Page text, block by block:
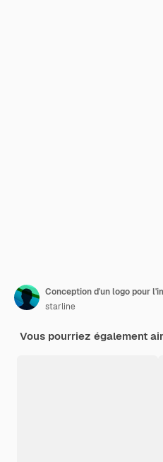
Conception d'un logo pour
starline
Vous pourriez également